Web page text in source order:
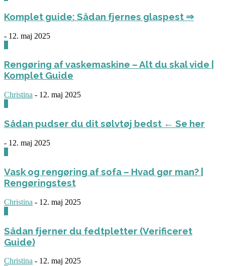
Komplet guide: Sådan fjernes glaspest ⇒
- 12. maj 2025
Rengøring af vaskemaskine – Alt du skal vide |
Komplet Guide
Christina - 12. maj 2025
Sådan pudser du dit sølvtøj bedst ← Se her
- 12. maj 2025
Vask og rengøring af sofa – Hvad gør man? |
Rengøringstest
Christina - 12. maj 2025
Sådan fjerner du fedtpletter (Verificeret
Guide)
Christina - 12. maj 2025